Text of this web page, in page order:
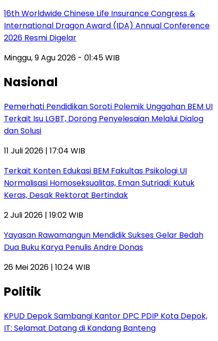
16th Worldwide Chinese Life Insurance Congress &
International Dragon Award (IDA) Annual Conference
2026 Resmi Digelar
Minggu, 9 Agu 2026 - 01:45 WIB
Nasional
Pemerhati Pendidikan Soroti Polemik Unggahan BEM UI
Terkait Isu LGBT, Dorong Penyelesaian Melalui Dialog
dan Solusi
11 Juli 2026 | 17:04 WIB
Terkait Konten Edukasi BEM Fakultas Psikologi UI
Normalisasi Homoseksualitas, Eman Sutriadi: Kutuk
Keras, Desak Rektorat Bertindak
2 Juli 2026 | 19:02 WIB
Yayasan Rawamangun Mendidik Sukses Gelar Bedah
Dua Buku Karya Penulis Andre Donas
26 Mei 2026 | 10:24 WIB
Politik
KPUD Depok Sambangi Kantor DPC PDIP Kota Depok,
IT: Selamat Datang di Kandang Banteng